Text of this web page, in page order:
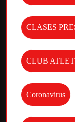
CLASES
CLUB
Coronavirus